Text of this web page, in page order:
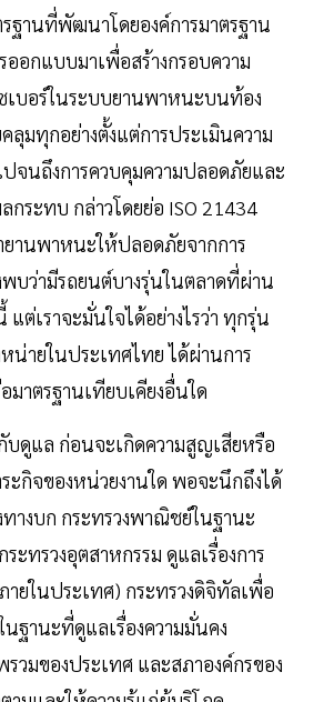
ฐานที่พัฒนาโดยองค์การมาตรฐาน
ออกแบบมาเพื่อสร้างกรอบความ
เบอร์ในระบบยานพาหนะบนท้อง
ลุมทุกอย่างตั้งแต่การประเมินความ
ปจนถึงการควบคุมความปลอดภัยและ
กระทบ กล่าวโดยย่อ ISO 21434
านพาหนะให้ปลอดภัยจากการ
พบว่ามีรถยนต์บางรุ่นในตลาดที่ผ่าน
แต่เราจะมั่นใจได้อย่างไรว่า ทุกรุ่น
ายในประเทศไทย ได้ผ่านการ
มาตรฐานเทียบเคียงอื่นใด
บดูแล ก่อนจะเกิดความสูญเสียหรือ
ะกิจของหน่วยงานใด พอจะนึกถึงได้
างบก กระทรวงพาณิชย์ในฐานะ
ระทรวงอุตสาหกรรม ดูแลเรื่องการ
ยในประเทศ) กระทรวงดิจิทัลเพื่อ
ฐานะที่ดูแลเรื่องความมั่นคง
วมของประเทศ และสภาองค์กรของ